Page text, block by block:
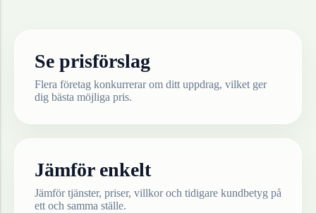
Se prisförslag
Flera företag konkurrerar om ditt uppdrag, vilket ger
dig bästa möjliga pris.
Jämför enkelt
Jämför tjänster, priser, villkor och tidigare kundbetyg på
ett och samma ställe.